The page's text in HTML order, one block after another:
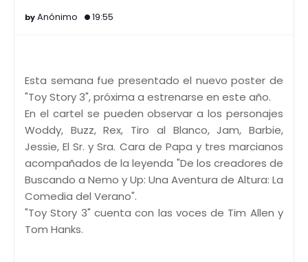
Anónimo 19:55
Esta semana fue presentado el nuevo poster de
"Toy Story 3", próxima a estrenarse en este año.
En el cartel se pueden observar a los personajes
Woddy, Buzz, Rex, Tiro al Blanco, Jam, Barbie,
Jessie, El Sr. y Sra. Cara de Papa y tres marcianos
acompañados de la leyenda "De los creadores de
Buscando a Nemo y Up: Una Aventura de Altura: La
Comedia del Verano".
"Toy Story 3" cuenta con las voces de Tim Allen y
Tom Hanks.